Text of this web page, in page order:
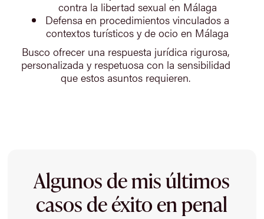
contra la libertad sexual en Málaga
Defensa en procedimientos vinculados a
contextos turísticos y de ocio en Málaga
Busco ofrecer una respuesta jurídica rigurosa,
personalizada y respetuosa con la sensibilidad
que estos asuntos requieren.
Algunos de mis últimos
casos de éxito en penal